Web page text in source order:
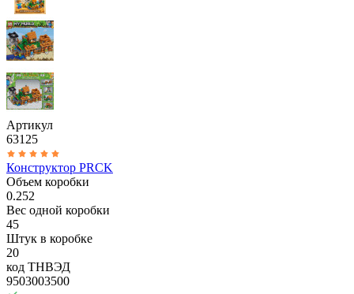
Артикул
63125
Конструктор PRCK
Объем коробки
0.252
Вес одной коробки
45
Штук в коробке
20
код ТНВЭД
9503003500